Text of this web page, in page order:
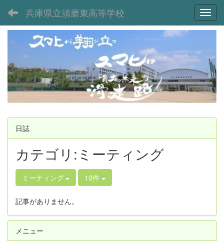
兵庫県立須磨東高等学校
日誌
カテゴリ:ミーティング
ミーティング 10件
記事がありません。
メニュー